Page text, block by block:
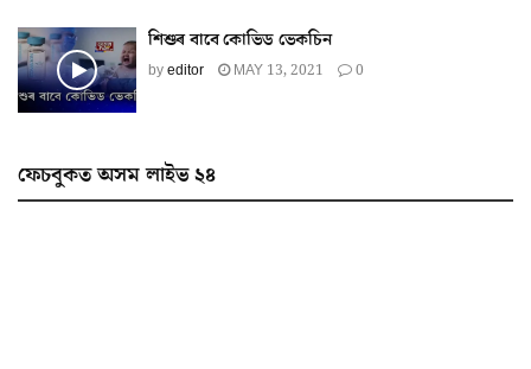
শিশুৰ বাবে কোভিড ভেকচিন
byeditor MAY 13, 2021 0
ফেচবুকত অসম লাইভ ২৪